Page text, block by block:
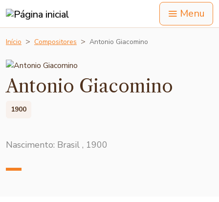
Menu
Início Compositores Antonio Giacomino
Antonio Giacomino
1900
Nascimento: Brasil , 1900